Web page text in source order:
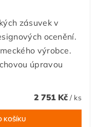
zásuvek v
ocenění.
výrobce.
úpravou
2 751 Kč / ks